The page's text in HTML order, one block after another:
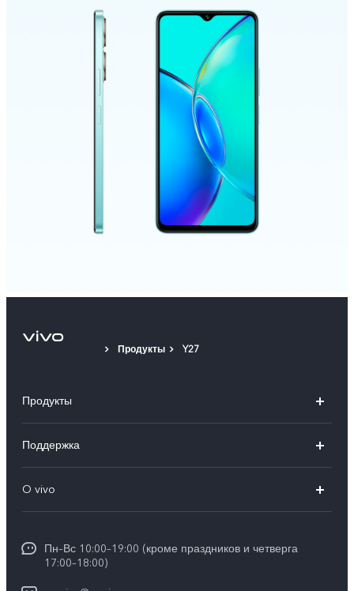
Продукты Y27
Продукты
V50 Lite
Y29
Поддержка
Funtouch OS
Сервисные центры
IMEI аутентификация
O vivo
Пресс Центр
Карьера в vivo
Пн–Вс 10:00–19:00 (кроме праздников и четверга
17:00–18:00)